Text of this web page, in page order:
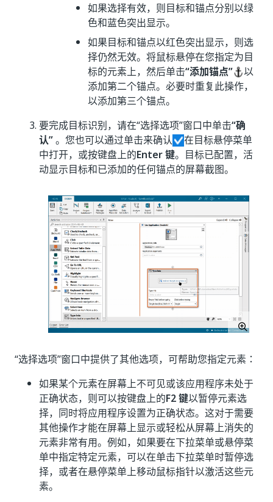
如果选择有效，则目标和锚点分别以绿
色和蓝色突出显示。
如果目标和锚点以红色突出显示，则选
择仍然无效。将鼠标悬停在您指定为目
标的元素上，然后单击“添加锚点”
以
添加第二个锚点。必要时重复此操作，
以添加第三个锚点。
要完成目标识别，请在“选择选项”窗口中单击“确
认”。您也可以通过单击来确认
在目标悬停菜单
中打开，或按键盘上的Enter 键。目标已配置，活
动显示目标和已添加的任何锚点的屏幕截图。
“选择选项”窗口中提供了其他选项，可帮助您指定元素：
如果某个元素在屏幕上不可见或该应用程序未处于
正确状态，则可以按键盘上的F2 键以暂停元素选
择，同时将应用程序设置为正确状态。这对于需要
其他操作才能在屏幕上显示或轻松从屏幕上消失的
元素非常有用。例如，如果要在下拉菜单或悬停菜
单中指定特定元素，可以在单击下拉菜单时暂停选
择，或者在悬停菜单上移动鼠标指针以激活这些元
素。